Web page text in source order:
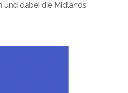
und dabei die Midlands